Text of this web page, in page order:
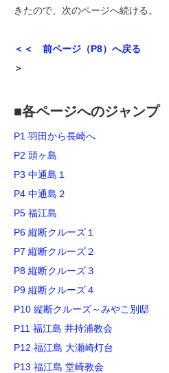
きたので、次のページへ続ける。
＜＜ 前ページ（P8）へ戻る
＞
■各ページへのジャンプ
P1 羽田から長崎へ
P2 頭ヶ島
P3 中通島１
P4 中通島２
P5 福江島
P6 縦断クルーズ１
P7 縦断クルーズ２
P8 縦断クルーズ３
P9 縦断クルーズ４
P10 縦断クルーズ～みやこ別邸
P11 福江島 井持浦教会
P12 福江島 大瀬崎灯台
P13 福江島 堂崎教会